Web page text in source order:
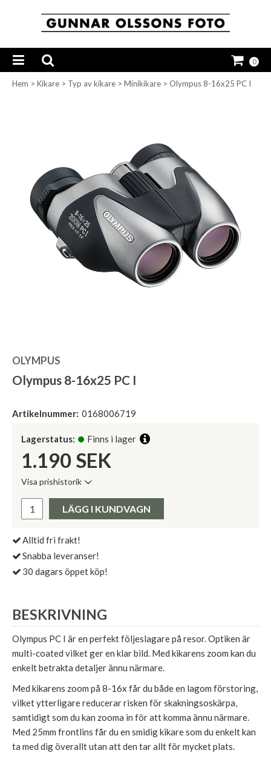
0
Hem > Kikare > Typ av kikare > Minikikare > Olympus 8-16x25 PC I
OLYMPUS
Olympus 8-16x25 PC I
Artikelnummer: 0168006719
Lagerstatus: Finns i lager
1.190 SEK
Visa prishistorik
Pris:
LÄGG I KUNDVAGN
Alltid fri frakt!
Snabba leveranser!
30 dagars öppet köp!
BESKRIVNING
Olympus PC I är en perfekt följeslagare på resor. Optiken är
multi-coated vilket ger en klar bild. Med kikarens zoom kan du
enkelt betrakta detaljer ännu närmare.
Med kikarens zoom på 8-16x får du både en lagom förstoring,
vilket ytterligare reducerar risken för skakningsoskärpa,
samtidigt som du kan zooma in för att komma ännu närmare.
Med 25mm frontlins får du en smidig kikare som du enkelt kan
ta med dig överallt utan att den tar allt för mycket plats.